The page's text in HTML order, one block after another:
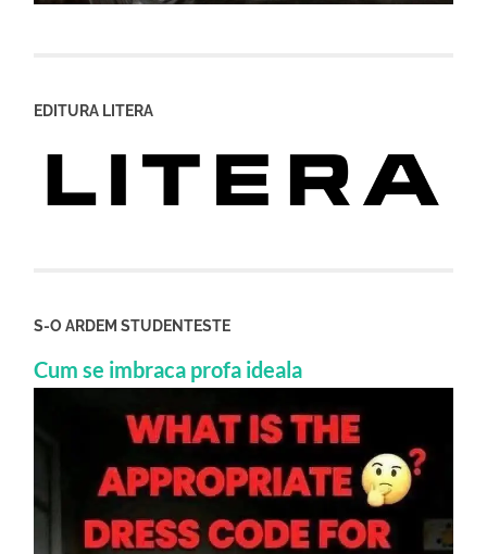
EDITURA LITERA
S-O ARDEM STUDENTESTE
Cum se imbraca profa ideala